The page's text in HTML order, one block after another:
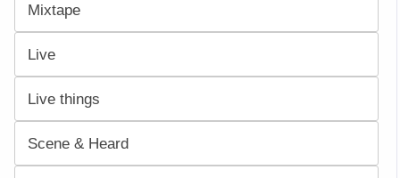
Mixtape
Live
Live things
Scene & Heard